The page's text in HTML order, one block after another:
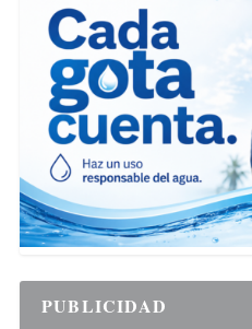
PUBLICIDAD